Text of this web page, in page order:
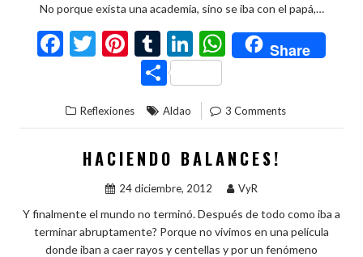
No porque exista una academia, sino se iba con el papá,…
F
b
T
er
Pi
nt
er
es
t
T
u
m
bl
r
Li
n
ke
dI
n
W
h
s
A
p
p
Share
C
o
m
p
ar
ti
r
Reflexiones Aldao 3 Comments
HACIENDO BALANCES!
24 diciembre, 2012 VyR
Y finalmente el mundo no terminó. Después de todo como iba a
terminar abruptamente? Porque no vivimos en una película
donde iban a caer rayos y centellas y por un fenómeno